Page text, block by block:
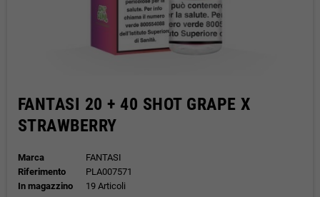
FANTASI 20 + 40 SHOT GRAPE X
STRAWBERRY
Marca
FANTASI
Riferimento
PLA007571
In magazzino
19 Articoli